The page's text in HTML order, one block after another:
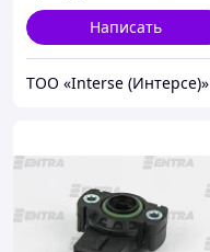
Написать
ТОО «Interse (Интерсе)»